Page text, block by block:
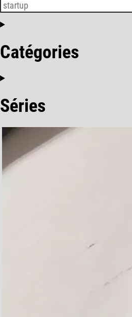
Catégories
Séries